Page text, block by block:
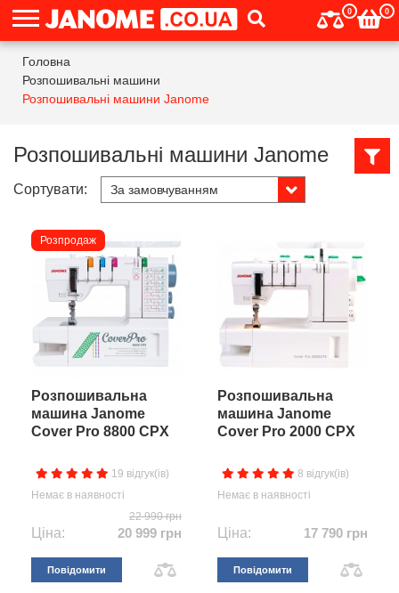
0 0
Головна
Розпошивальні машини
Розпошивальні машини Janome
Розпошивальні машини Janome
Сортувати:
Розпродаж
Розпошивальна
машина Janome
Cover Pro 8800 CPX
19 відгук(ів)
Немає в наявності
22 990 грн
Ціна: 20 999 грн
Повідомити
Розпошивальна
машина Janome
Cover Pro 2000 CPX
8 відгук(ів)
Немає в наявності
Ціна: 17 790 грн
Повідомити